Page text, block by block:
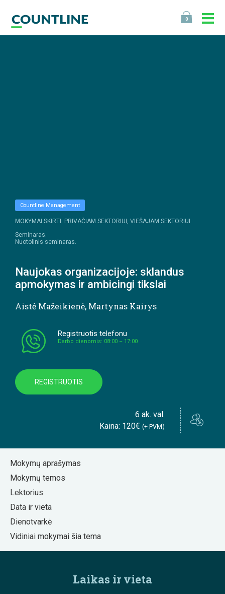
0
Countline Management
MOKYMAI SKIRTI: PRIVAČIAM SEKTORIUI, VIEŠAJAM SEKTORIUI
Seminaras.
Nuotolinis seminaras.
Naujokas organizacijoje: sklandus
apmokymas ir ambicingi tikslai
Aistė Mažeikienė, Martynas Kairys
Registruotis telefonu
Darbo dienomis: 08:00 – 17:00
REGISTRUOTIS
6 ak. val.
Kaina: 120€ (+ PVM)
Mokymų aprašymas
Mokymų temos
Lektorius
Data ir vieta
Dienotvarkė
Vidiniai mokymai šia tema
Laikas ir vieta